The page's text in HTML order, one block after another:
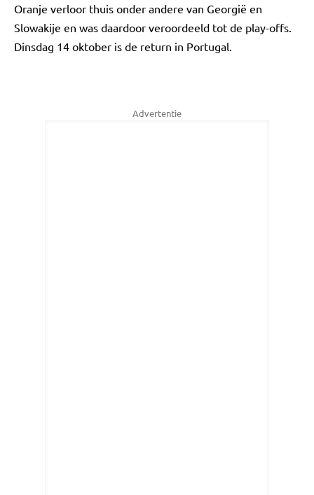
Oranje verloor thuis onder andere van Georgië en
Slowakije en was daardoor veroordeeld tot de play-offs.
Dinsdag 14 oktober is de return in Portugal.
Advertentie